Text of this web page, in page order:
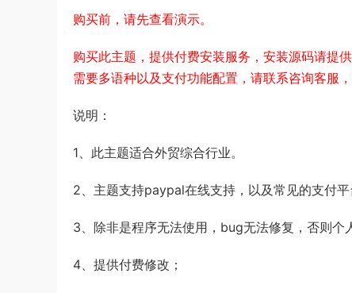
购买前，请先查看演示。
购买此主题，提供付费安装服务，安装源码请提
需要多语种以及支付功能配置，请联系咨询客服
说明：
1、此主题适合外贸综合行业。
2、主题支持paypal在线支持，以及常见的支付平
3、除非是程序无法使用，bug无法修复，否则个
4、提供付费修改；